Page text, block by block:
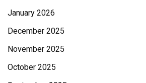
January 2026
December 2025
November 2025
October 2025